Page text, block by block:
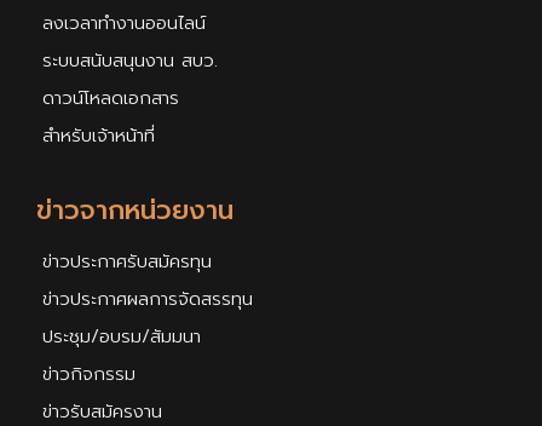
ข่าวจากหน่วยงาน
ข่าวประกาศรับสมัครทุน
ข่าวประกาศผลการจัดสรรทุน
ประชุม/อบรม/สัมมนา
ข่าวกิจกรรม
ข่าวรับสมัครงาน
ลงเวลาทำงานออนไลน์
ระบบสนับสนุนงาน สบว.
ดาวน์โหลดเอกสาร
สำหรับเจ้าหน้าที่